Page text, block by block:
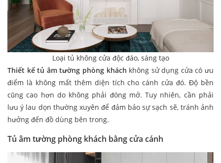
Loại tủ không cửa độc đáo, sáng tạo
Thiết kế tủ âm tường phòng khách không sử dụng cửa có ưu
điểm là không mất thêm diện tích cho cánh cửa đó. Độ bền
cũng cao hơn do không phải đóng mở. Tuy nhiên, cần phải
lưu ý lau dọn thường xuyên để đảm bảo sự sạch sẽ, tránh ảnh
hưởng đến đồ dùng bên trong.
Tủ âm tường phòng khách bằng cửa cánh